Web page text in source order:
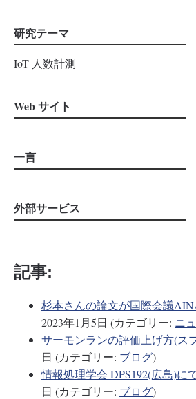
研究テーマ
IoT 人数計測
Web サイト
一言
外部サービス
記事:
杉本さんの論文が国際会議
2023年1月5日 (カテゴリー: ニ
サーモンランの評価上げ方(ス
日 (カテゴリー: ブログ)
情報処理学会 DPS192(広島)に
日 (カテゴリー: ブログ)